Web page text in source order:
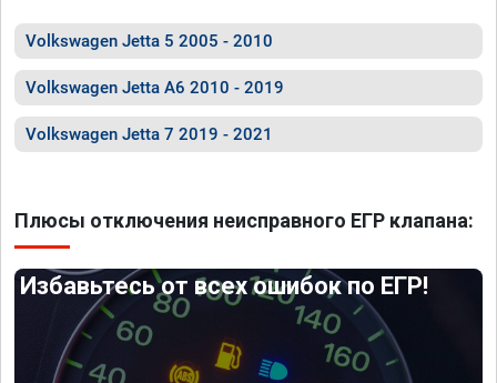
Volkswagen Jetta 5 2005 - 2010
Volkswagen Jetta A6 2010 - 2019
Volkswagen Jetta 7 2019 - 2021
Плюсы отключения неисправного ЕГР клапана:
Избавьтесь от всех ошибок по ЕГР!